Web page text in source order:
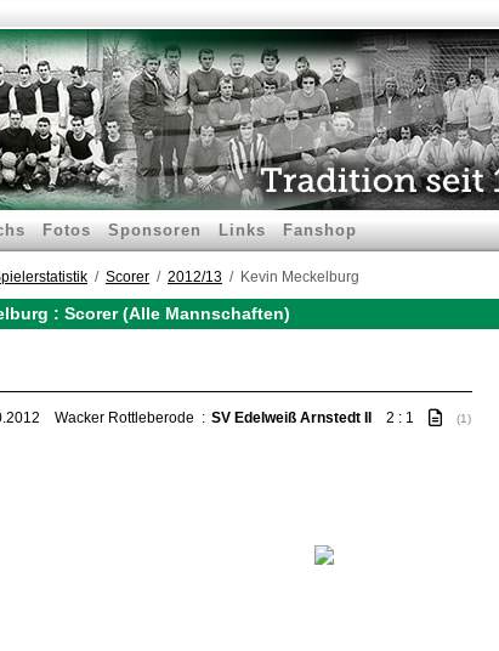
Fotos Sponsoren Links Fanshop
Scorer 2012/13 Kevin Meckelburg
: Scorer (Alle Mannschaften)
Wacker Rottleberode : SV Edelweiß Arnstedt II 2 : 1 (1)